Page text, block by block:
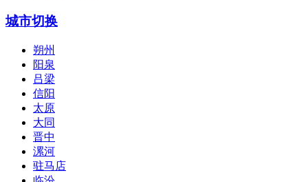
城市切换
朔州
阳泉
吕梁
信阳
太原
大同
晋中
漯河
驻马店